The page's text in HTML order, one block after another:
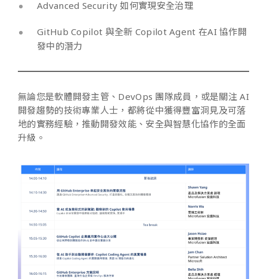
Advanced Security 如何實現安全治理
GitHub Copilot 與全新 Copilot Agent 在AI 協作開
發中的潛力
無論您是軟體開發主管、DevOps 團隊成員，或是關注 AI
開發趨勢的技術專業人士，都將從中獲得豐富洞見及可落
地的實務經驗，推動開發效能、安全與智慧化協作的全面
升級。